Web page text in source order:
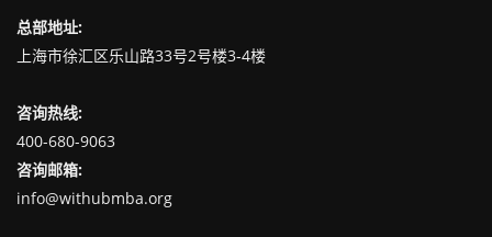
总部地址:
上海市徐汇区乐山路33号2号楼3-4楼
咨询热线:
400-680-9063
咨询邮箱:
info@withubmba.org